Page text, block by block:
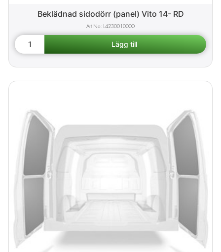
Beklädnad sidodörr (panel) Vito 14- RD
L4230010000